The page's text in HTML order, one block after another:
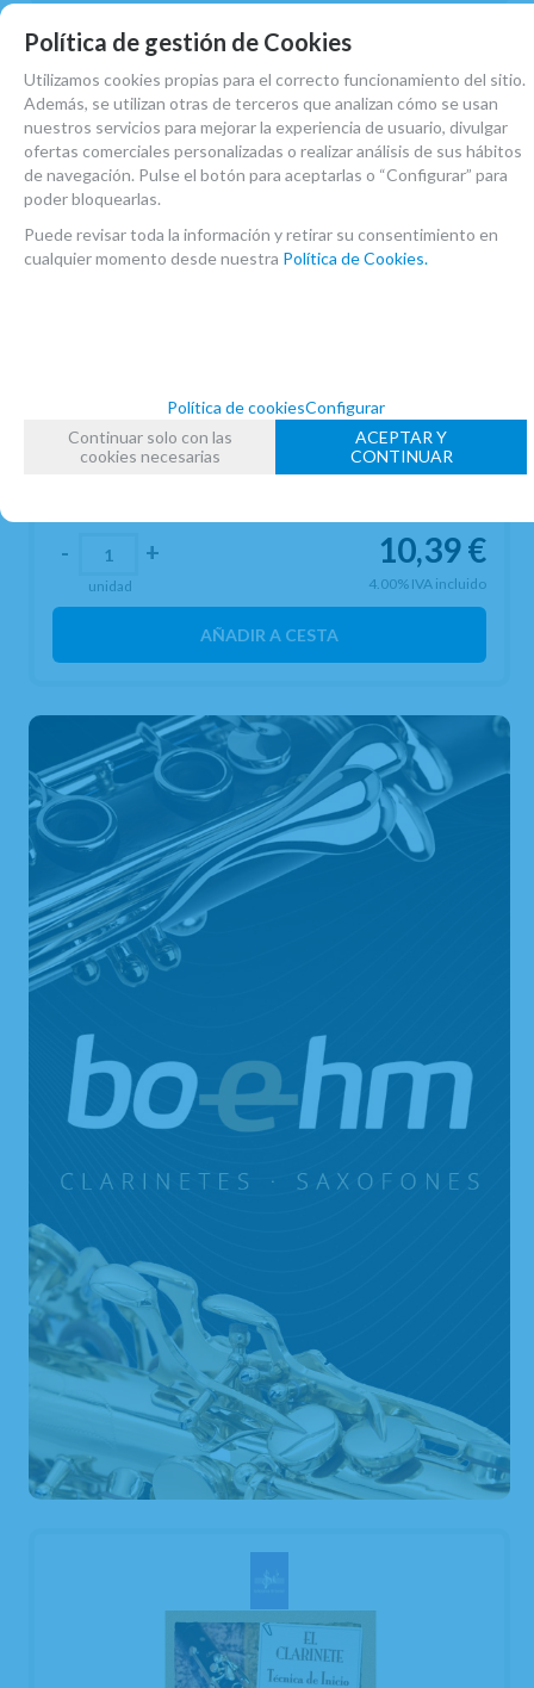
HOVEY, N,W.- METODO ELEMENTAL
10,39€
4.00% IVA incluido
- +
unidad
AÑADIR A CESTA
Política de gestión de Cookies
Utilizamos cookies propias para el correcto funcionamiento del sitio.
Además, se utilizan otras de terceros que analizan cómo se usan
nuestros servicios para mejorar la experiencia de usuario, divulgar
ofertas comerciales personalizadas o realizar análisis de sus hábitos
de navegación. Pulse el botón para aceptarlas o “Configurar” para
poder bloquearlas.
Puede revisar toda la información y retirar su consentimiento en
cualquier momento desde nuestra Política de Cookies.
Política de cookiesConfigurar
Continuar solo con las
cookies necesarias
ACEPTAR Y
CONTINUAR